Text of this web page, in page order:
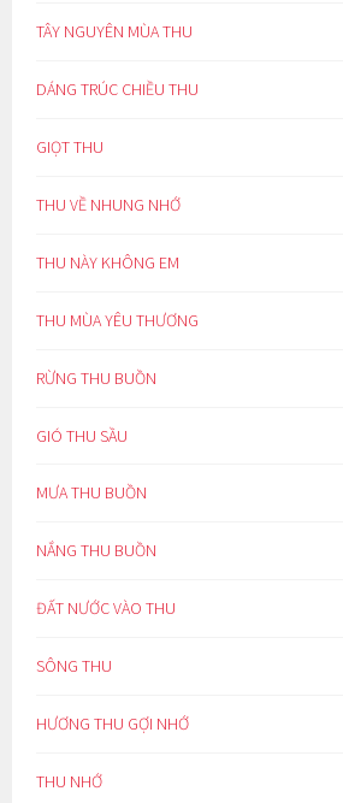
TÂY NGUYÊN MÙA THU
DÁNG TRÚC CHIỀU THU
GIỌT THU
THU VỀ NHUNG NHỚ
THU NÀY KHÔNG EM
THU MÙA YÊU THƯƠNG
RỪNG THU BUỒN
GIÓ THU SẦU
MƯA THU BUỒN
NẮNG THU BUỒN
ĐẤT NƯỚC VÀO THU
SÔNG THU
HƯƠNG THU GỢI NHỚ
THU NHỚ